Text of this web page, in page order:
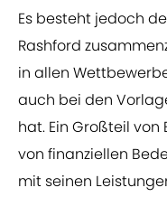
Es besteht jedoch
Rashford
in allen
auch bei den
hat. Ein Großteil
von finanziellen
mit seinen